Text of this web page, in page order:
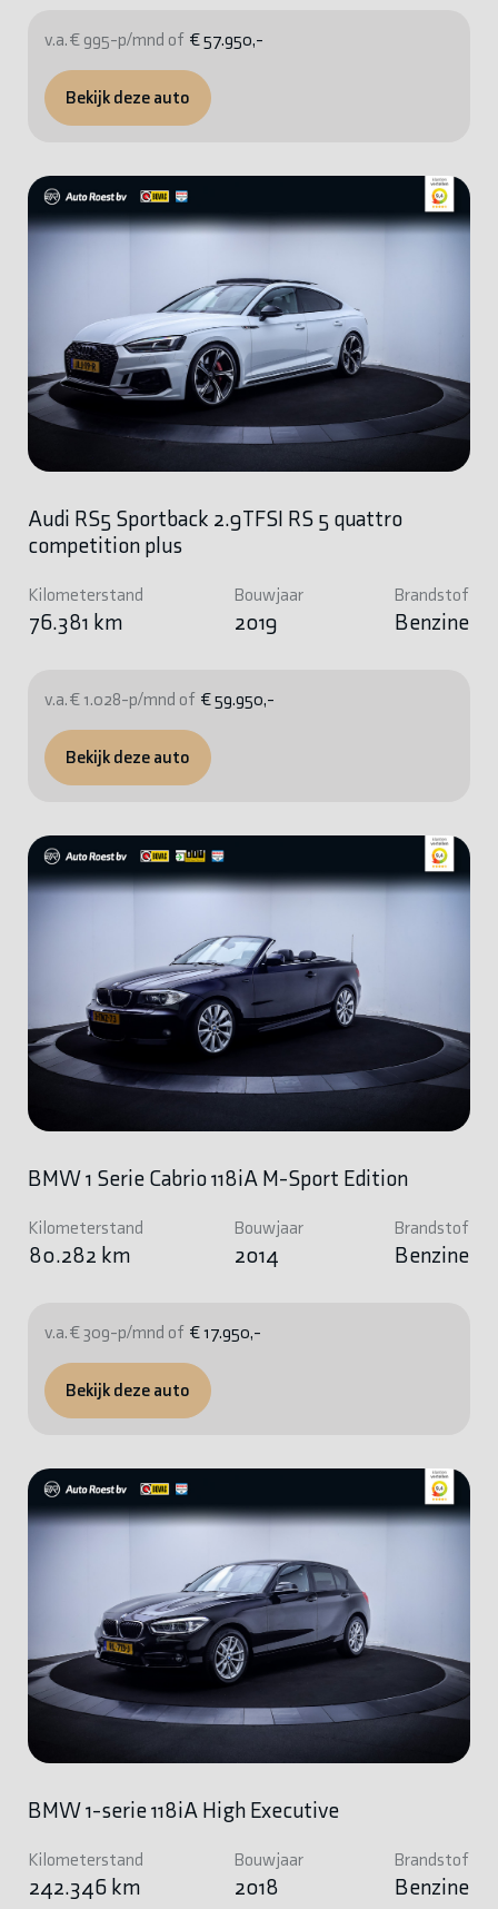
v.a. € 995-p/mnd of € 57.950,-
Bekijk deze auto
Audi RS5 Sportback 2.9TFSI RS 5 quattro
competition plus
Kilometerstand
76.381 km
Bouwjaar
2019
Brandstof
Benzine
v.a. € 1.028-p/mnd of € 59.950,-
Bekijk deze auto
BMW 1 Serie Cabrio 118iA M-Sport Edition
Kilometerstand
80.282 km
Bouwjaar
2014
Brandstof
Benzine
v.a. € 309-p/mnd of € 17.950,-
Bekijk deze auto
BMW 1-serie 118iA High Executive
Kilometerstand
242.346 km
Bouwjaar
2018
Brandstof
Benzine